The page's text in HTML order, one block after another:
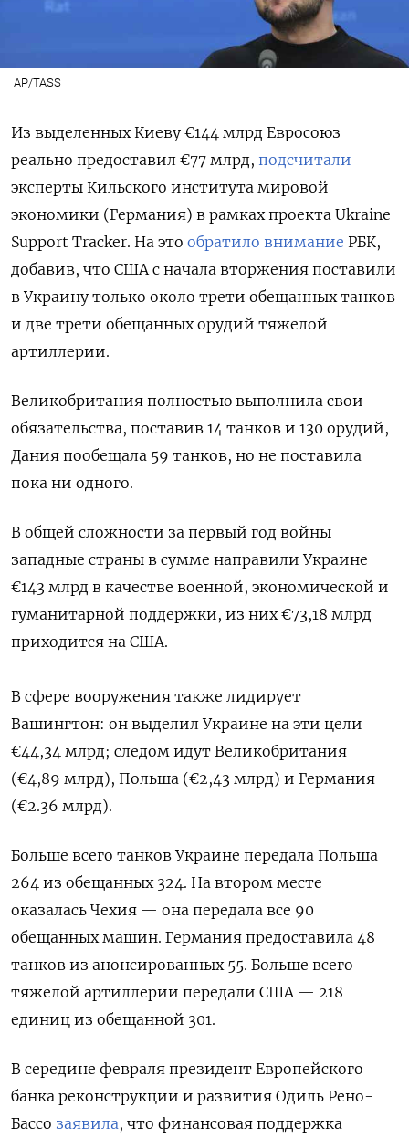
AP/TASS
Из выделенных Киеву €144 млрд Евросоюз
реально предоставил €77 млрд, подсчитали
эксперты Кильского института мировой
экономики (Германия) в рамках проекта Ukraine
Support Tracker. На это обратило внимание РБК,
добавив, что США с начала вторжения поставили
в Украину только около трети обещанных танков
и две трети обещанных орудий тяжелой
артиллерии.
Великобритания полностью выполнила свои
обязательства, поставив 14 танков и 130 орудий,
Дания пообещала 59 танков, но не поставила
пока ни одного.
В общей сложности за первый год войны
западные страны в сумме направили Украине
€143 млрд в качестве военной, экономической и
гуманитарной поддержки, из них €73,18 млрд
приходится на США.
В сфере вооружения также лидирует
Вашингтон: он выделил Украине на эти цели
€44,34 млрд; следом идут Великобритания
(€4,89 млрд), Польша (€2,43 млрд) и Германия
(€2.36 млрд).
Больше всего танков Украине передала Польша
264 из обещанных 324. На втором месте
оказалась Чехия — она передала все 90
обещанных машин. Германия предоставила 48
танков из анонсированных 55. Больше всего
тяжелой артиллерии передали США — 218
единиц из обещанной 301.
В середине февраля президент Европейского
банка реконструкции и развития Одиль Рено-
Бассо заявила, что финансовая поддержка